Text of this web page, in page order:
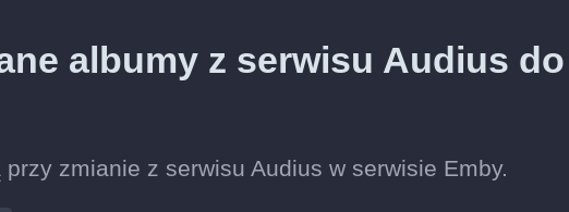
albumy z serwisu Audius do
zmianie z serwisu Audius w serwisie Emby.